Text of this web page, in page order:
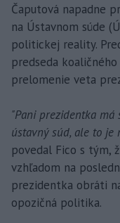
Čaputová napadne
na Ústavnom súde
politickej reality.
predseda
prelomenie veta
"Pani prezidentka
ústavný súd, ale to je
povedal Fico s tým,
vzhľadom na
prezidentka obráti
opozičná politika.